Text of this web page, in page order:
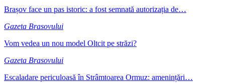
Brașov face un pas istoric: a fost semnată autorizația de…
Gazeta Brasovului
Vom vedea un nou model Oltcit pe străzi?
Gazeta Brasovului
Escaladare periculoasă în Strâmtoarea Ormuz: amenințări…